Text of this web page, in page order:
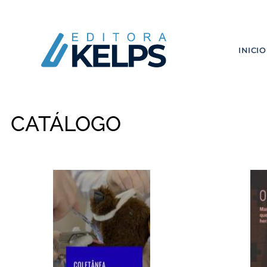
INICIO
CATÁLOGO